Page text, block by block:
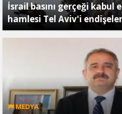
İsrail basını gerçeği
hamlesi Tel Aviv'i
MEDYA